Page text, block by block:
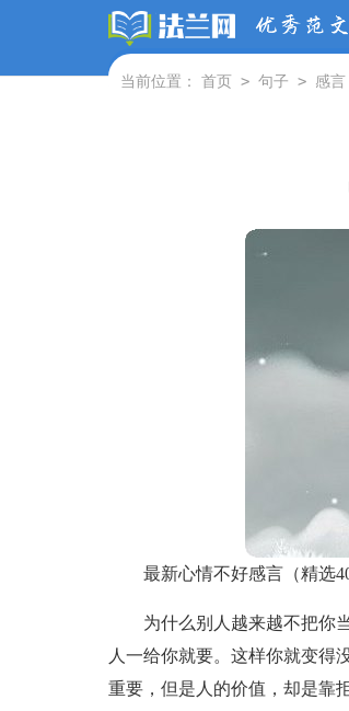
当前位置： 首页 > 句子 > 感言
最新心情不好感言（精选40
为什么别人越来越不把你
人一给你就要。这样你就变得
重要，但是人的价值，却是靠